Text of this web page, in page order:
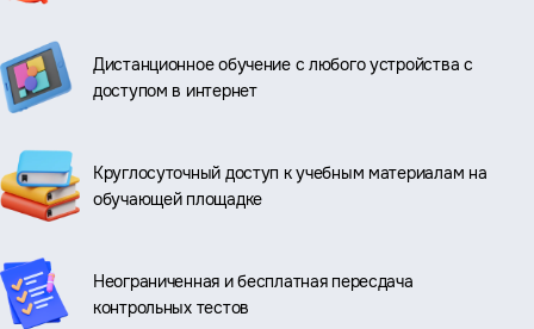
Дистанционное обучение с любого устройства с
доступом в интернет
Круглосуточный доступ к учебным материалам на
обучающей площадке
Неограниченная и бесплатная пересдача
контрольных тестов